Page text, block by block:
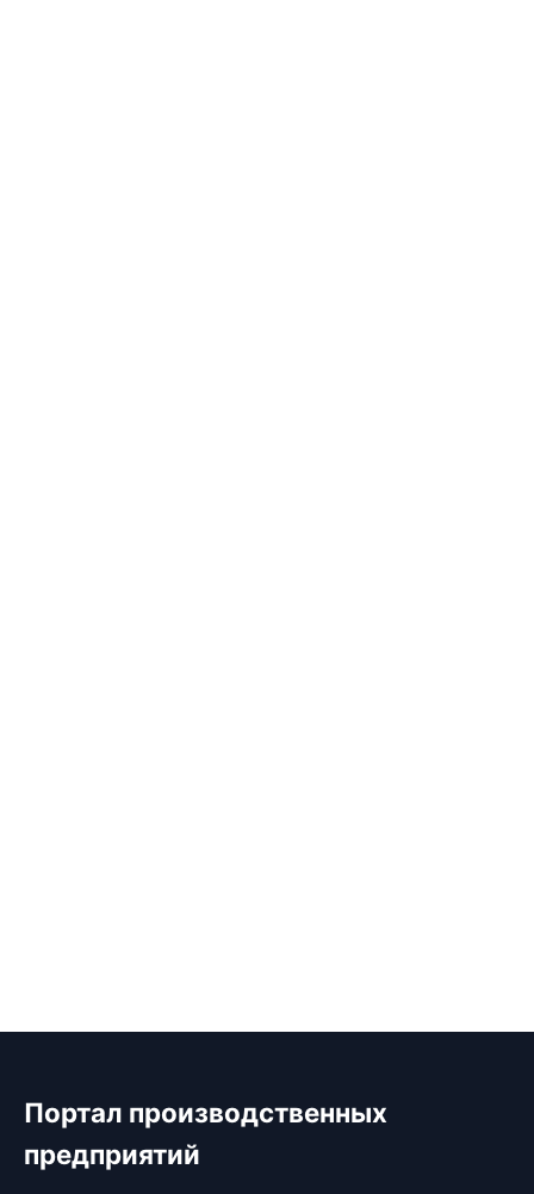
Портал производственных
предприятий